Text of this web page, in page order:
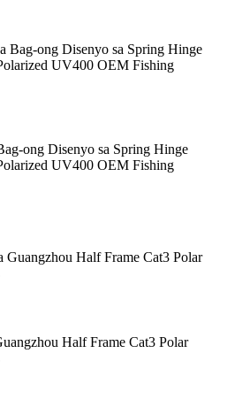
ong Disenyo sa Spring Hinge
UV400 OEM Fishing
Half Frame Cat3 Polar